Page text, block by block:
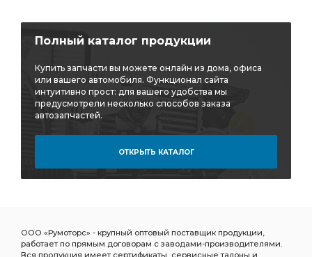
Полный каталог продукции
Купить запчасти вы можете онлайн из дома, офиса
или вашего автомобиля. Функционал сайта
интуитивно прост: для вашего удобства мы
предусмотрели несколько способов заказа
автозапчастей.
ОТКРЫТЬ КАТАЛОГ
ООО «Румоторс» - крупный оптовый поставщик продукции,
работает по прямым договорам с заводами-производителями.
Вся продукция имеет сертификаты, сервисные талоны и